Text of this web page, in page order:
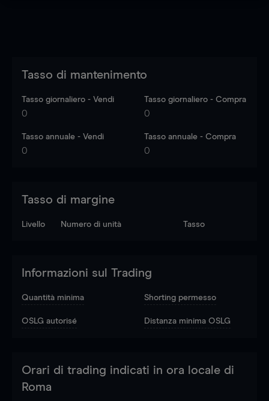
Tasso di mantenimento
Tasso giornaliero - Vendi
0
Tasso giornaliero - Compra
0
Tasso annuale - Vendi
0
Tasso annuale - Compra
0
Tasso di margine
Livello Numero di unità Tasso
Informazioni sul Trading
Quantità minima Shorting permesso
OSLG autorisé Distanza minima OSLG
Orari di trading indicati in ora locale di
Roma